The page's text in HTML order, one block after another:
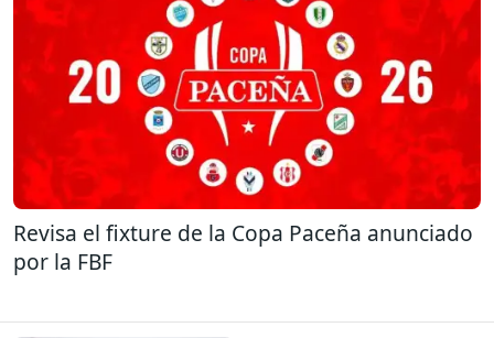
Revisa el fixture de la Copa Paceña anunciado
por la FBF